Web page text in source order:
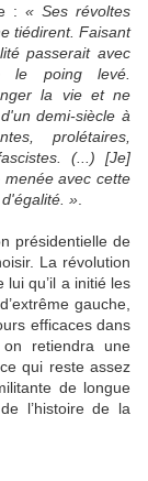
:« Ses révoltes
tiédirent. Faisant
passerait avec
le poing levé.
la vie et ne
demi-siècle à
prolétaires,
(...) [Je]
avec cette
»
présidentielle de
La révolution
lui qu’il a initié les
gauche,
efficaces dans
retiendra une
qui reste assez
de longue
l’histoire de la